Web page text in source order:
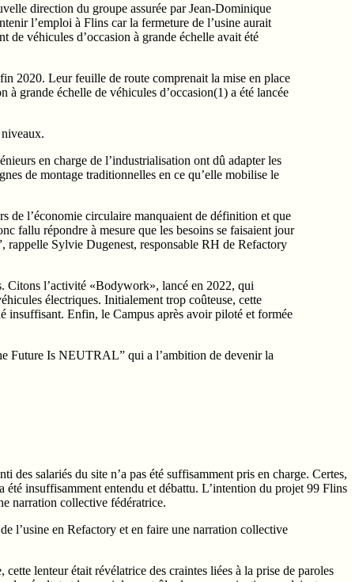
direction du groupe assurée par Jean-Dominique
l’emploi à Flins car la fermeture de l’usine aurait
de véhicules d’occasion à grande échelle avait été
2020. Leur feuille de route comprenait la mise en place
grande échelle de véhicules d’occasion(1) a été lancée
en charge de l’industrialisation ont dû adapter les
de montage traditionnelles en ce qu’elle mobilise le
de l’économie circulaire manquaient de définition et que
fallu répondre à mesure que les besoins se faisaient jour
rappelle Sylvie Dugenest, responsable RH de Refactory
Citons l’activité «Bodywork», lancé en 2022, qui
électriques. Initialement trop coûteuse, cette
insuffisant. Enfin, le Campus après avoir piloté et formée
Future Is NEUTRAL” qui a l’ambition de devenir la
salariés du site n’a pas été suffisamment pris en charge. Certes,
été insuffisamment entendu et débattu. L’intention du projet 99 Flins
narration collective fédératrice.
l’usine en Refactory et en faire une narration collective
lenteur était révélatrice des craintes liées à la prise de paroles